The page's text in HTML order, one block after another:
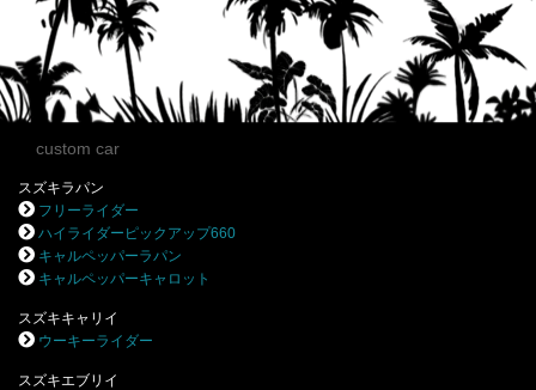
custom car
スズキラパン
フリーライダー
ハイライダーピックアップ660
キャルペッパーラパン
キャルペッパーキャロット
スズキキャリイ
ウーキーライダー
スズキエブリイ